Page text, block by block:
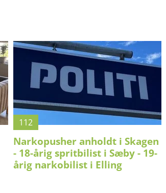
112
Narkopusher anholdt i Skagen
- 18-årig spritbilist i Sæby - 19-
årig narkobilist i Elling